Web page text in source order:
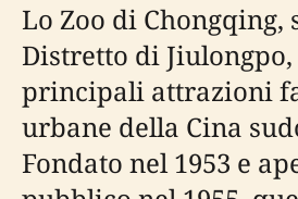
Lo Zoo di Chongqing,
Distretto di
principali attrazioni
urbane della Cina
Fondato nel 1953 e